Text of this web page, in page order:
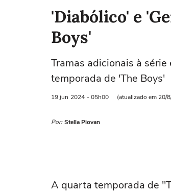
'Diabólico' e
Boys'
Tramas adicionais à
temporada de 'The Boys'
19 jun 2024 - 05h00 (atualizado em 20/
Por: Stella Piovan
A quarta temporada de